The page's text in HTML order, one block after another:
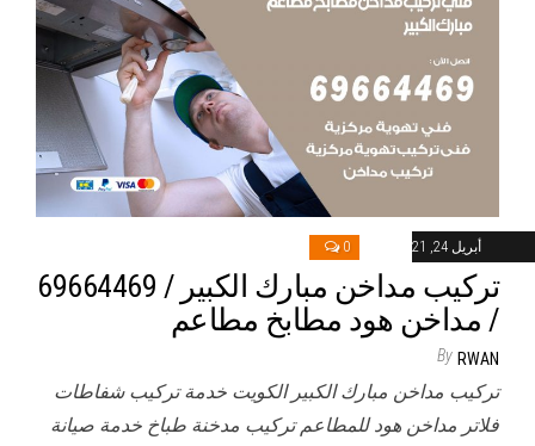
أبريل 24, 2021 0
تركيب مداخن مبارك الكبير / 69664469
/ مداخن هود مطابخ مطاعم
By RWAN
تركيب مداخن مبارك الكبير الكويت خدمة تركيب شفاطات
فلاتر مداخن هود للمطاعم تركيب مدخنة طباخ خدمة صيانة